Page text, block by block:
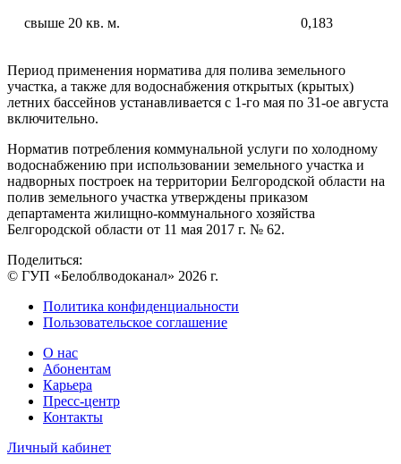
свыше 20 кв. м. 0,183
Период применения норматива для полива земельного
участка, а также для водоснабжения открытых (крытых)
летних бассейнов устанавливается с 1-го мая по 31-ое августа
включительно.
Норматив потребления коммунальной услуги по холодному
водоснабжению при использовании земельного участка и
надворных построек на территории Белгородской области на
полив земельного участка утверждены приказом
департамента жилищно-коммунального хозяйства
Белгородской области от 11 мая 2017 г. № 62.
Поделиться:
© ГУП «Белоблводоканал» 2026 г.
Политика конфиденциальности
Пользовательское соглашение
О нас
Абонентам
Карьера
Пресс-центр
Контакты
Личный кабинет